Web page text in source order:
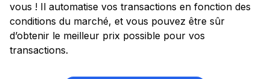
vous ! Il automatise vos transactions en fonction des
conditions du marché, et vous pouvez être sûr
d’obtenir le meilleur prix possible pour vos
transactions.